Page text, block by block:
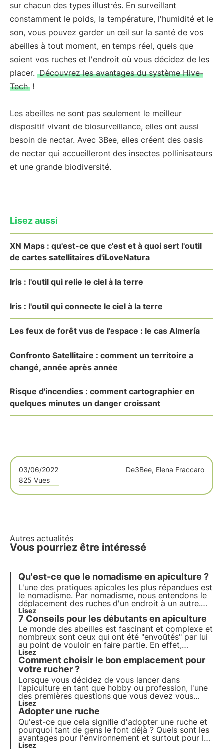
sur chacun des types illustrés. En surveillant
constamment le poids, la température, l'humidité et le
son, vous pouvez garder un œil sur la santé de vos
abeilles à tout moment, en temps réel, quels que
soient vos ruches et l'endroit où vous décidez de les
placer. Découvrezles avantages du système Hive-
Tech !
Les abeilles ne sont pas seulement le meilleur
dispositif vivant de biosurveillance, elles ont aussi
besoin de nectar. Avec 3Bee, elles créent des oasis
de nectar qui accueilleront des insectes pollinisateurs
et une grande biodiversité.
Lisez aussi
XN Maps : qu'est-ce que c'est et à quoi sert l'outil
de cartes satellitaires d'iLoveNatura
Iris : l'outil qui relie le ciel à la terre
Iris : l'outil qui connecte le ciel à la terre
Les feux de forêt vus de l'espace : le cas Almería
Confronto Satellitaire : comment un territoire a
changé, année après année
Risque d'incendies : comment cartographier en
quelques minutes un danger croissant
03/06/2022 De3Bee, Elena Fraccaro
825 Vues
Autres actualités
Vous pourriez être intéressé
Qu'est-ce que le nomadisme en apiculture ?
L'une des pratiques apicoles les plus répandues est
le nomadisme. Par nomadisme, nous entendons le
déplacement des ruches d'un endroit à un autre.
Mais comment procède-t-on concrètement au
déplacement des abeilles et pourquoi le fait-on ?
Découvrons-le ensemble !
Lisez
7 Conseils pour les débutants en apiculture
Le monde des abeilles est fascinant et complexe et
nombreux sont ceux qui ont été "envoûtés" par lui
au point de vouloir en faire partie. En effet,
nombreux sont ceux qui ont décidé d'entreprendre
cette activité, certains par passion, d'autres par
curiosité et d'autres encore pour en faire un
véritable métier.
Lisez
Comment choisir le bon emplacement pour
votre rucher ?
Lorsque vous décidez de vous lancer dans
l'apiculture en tant que hobby ou profession, l'une
des premières questions que vous devez vous
poser est certainement la suivante : où dois-je
placer mes ruches ? La réponse à cette question
peut sembler simple, mais en réalité, il y a quelques
règles à suivre.
Lisez
Adopter une ruche
Qu'est-ce que cela signifie d'adopter une ruche et
pourquoi tant de gens le font déjà ? Quels sont les
avantages pour l'environnement et surtout pour les
abeilles ? Retrouvez tous les détails dans notre
Lisez